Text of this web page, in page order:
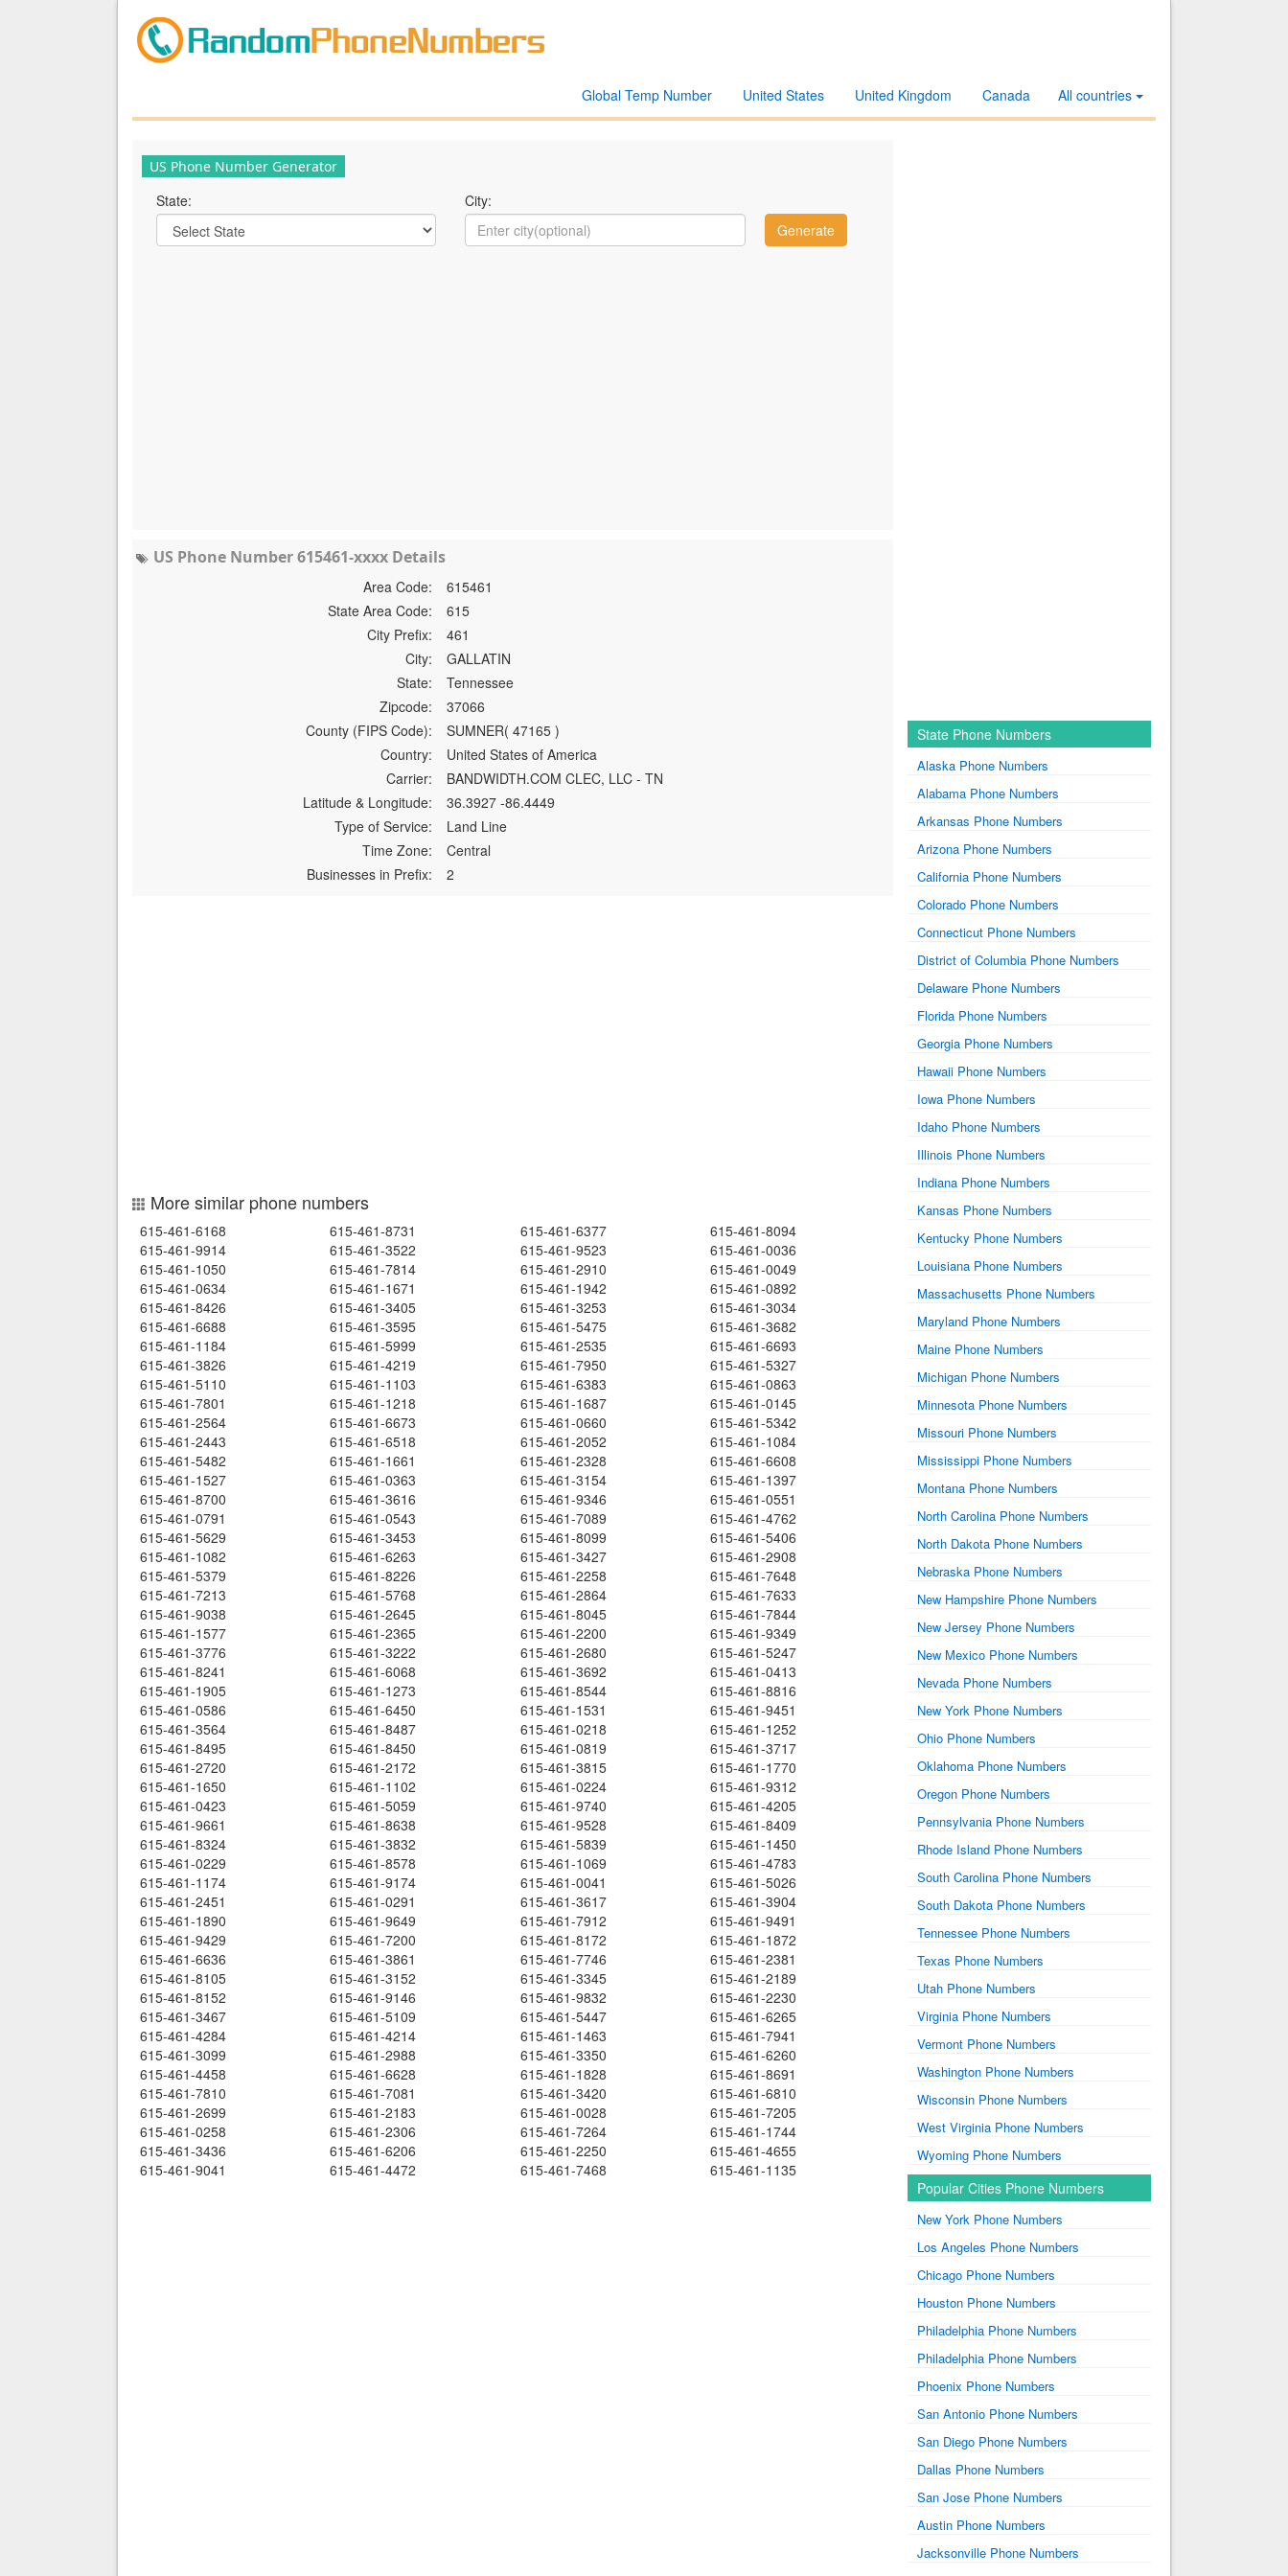
All countries
Canada
United Kingdom
United States
Global Temp Number
US Phone Number Generator
State: City:
US Phone Number 615461-xxxx Details
Area Code:
615461
State Area Code:
615
City Prefix:
461
City:
GALLATIN
State:
Tennessee
Zipcode:
37066
County (FIPS Code):
SUMNER( 47165 )
Country:
United States of America
Carrier:
BANDWIDTH.COM CLEC, LLC - TN
Latitude & Longitude:
36.3927 -86.4449
Type of Service:
Land Line
Time Zone:
Central
Businesses in Prefix:
2
More similar phone numbers
615-461-6168 615-461-8731 615-461-6377
615-461-8094
615-461-9914
615-461-3522 615-461-9523
615-461-0036
615-461-1050
615-461-7814 615-461-2910
615-461-0049
615-461-0634
615-461-1671 615-461-1942
615-461-0892
615-461-8426
615-461-3405 615-461-3253
615-461-3034
615-461-6688
615-461-3595 615-461-5475
615-461-3682
615-461-1184
615-461-5999 615-461-2535
615-461-6693
615-461-3826
615-461-4219 615-461-7950
615-461-5327
615-461-5110
615-461-1103 615-461-6383
615-461-0863
615-461-7801
615-461-1218 615-461-1687
615-461-0145
615-461-2564
615-461-6673 615-461-0660
615-461-5342
615-461-2443
615-461-6518 615-461-2052
615-461-1084
615-461-5482
615-461-1661 615-461-2328
615-461-6608
615-461-1527
615-461-0363 615-461-3154
615-461-1397
615-461-8700
615-461-3616 615-461-9346
615-461-0551
615-461-0791
615-461-0543 615-461-7089
615-461-4762
615-461-5629
615-461-3453 615-461-8099
615-461-5406
615-461-1082
615-461-6263 615-461-3427
615-461-2908
615-461-5379
615-461-8226 615-461-2258
615-461-7648
615-461-7213
615-461-5768 615-461-2864
615-461-7633
615-461-9038
615-461-2645 615-461-8045
615-461-7844
615-461-1577
615-461-2365 615-461-2200
615-461-9349
615-461-3776
615-461-3222 615-461-2680
615-461-5247
615-461-8241
615-461-6068 615-461-3692
615-461-0413
615-461-1905
615-461-1273 615-461-8544
615-461-8816
615-461-0586
615-461-6450 615-461-1531
615-461-9451
615-461-3564
615-461-8487 615-461-0218
615-461-1252
615-461-8495
615-461-8450 615-461-0819
615-461-3717
615-461-2720
615-461-2172 615-461-3815
615-461-1770
615-461-1650
615-461-1102 615-461-0224
615-461-9312
615-461-0423
615-461-5059 615-461-9740
615-461-4205
615-461-9661
615-461-8638 615-461-9528
615-461-8409
615-461-8324
615-461-3832 615-461-5839
615-461-1450
615-461-0229
615-461-8578 615-461-1069
615-461-4783
615-461-1174
615-461-9174 615-461-0041
615-461-5026
615-461-2451
615-461-0291 615-461-3617
615-461-3904
615-461-1890
615-461-9649 615-461-7912
615-461-9491
615-461-9429
615-461-7200 615-461-8172
615-461-1872
615-461-6636
615-461-3861 615-461-7746
615-461-2381
615-461-8105
615-461-3152 615-461-3345
615-461-2189
615-461-8152
615-461-9146 615-461-9832
615-461-2230
615-461-3467
615-461-5109 615-461-5447
615-461-6265
615-461-4284
615-461-4214 615-461-1463
615-461-7941
615-461-3099
615-461-2988 615-461-3350
615-461-6260
615-461-4458
615-461-6628 615-461-1828
615-461-8691
615-461-7810
615-461-7081 615-461-3420
615-461-6810
615-461-2699
615-461-2183 615-461-0028
615-461-7205
615-461-0258
615-461-2306 615-461-7264
615-461-1744
615-461-3436
615-461-6206 615-461-2250
615-461-4655
615-461-9041
615-461-4472 615-461-7468 615-461-1135
State Phone Numbers
Alaska Phone Numbers
Alabama Phone Numbers
Arkansas Phone Numbers
Arizona Phone Numbers
California Phone Numbers
Colorado Phone Numbers
Connecticut Phone Numbers
District of Columbia Phone Numbers
Delaware Phone Numbers
Florida Phone Numbers
Georgia Phone Numbers
Hawaii Phone Numbers
Iowa Phone Numbers
Idaho Phone Numbers
Illinois Phone Numbers
Indiana Phone Numbers
Kansas Phone Numbers
Kentucky Phone Numbers
Louisiana Phone Numbers
Massachusetts Phone Numbers
Maryland Phone Numbers
Maine Phone Numbers
Michigan Phone Numbers
Minnesota Phone Numbers
Missouri Phone Numbers
Mississippi Phone Numbers
Montana Phone Numbers
North Carolina Phone Numbers
North Dakota Phone Numbers
Nebraska Phone Numbers
New Hampshire Phone Numbers
New Jersey Phone Numbers
New Mexico Phone Numbers
Nevada Phone Numbers
New York Phone Numbers
Ohio Phone Numbers
Oklahoma Phone Numbers
Oregon Phone Numbers
Pennsylvania Phone Numbers
Rhode Island Phone Numbers
South Carolina Phone Numbers
South Dakota Phone Numbers
Tennessee Phone Numbers
Texas Phone Numbers
Utah Phone Numbers
Virginia Phone Numbers
Vermont Phone Numbers
Washington Phone Numbers
Wisconsin Phone Numbers
West Virginia Phone Numbers
Wyoming Phone Numbers
Popular Cities Phone Numbers
New York Phone Numbers
Los Angeles Phone Numbers
Chicago Phone Numbers
Houston Phone Numbers
Philadelphia Phone Numbers
Philadelphia Phone Numbers
Phoenix Phone Numbers
San Antonio Phone Numbers
San Diego Phone Numbers
Dallas Phone Numbers
San Jose Phone Numbers
Austin Phone Numbers
Jacksonville Phone Numbers